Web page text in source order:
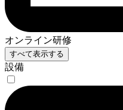
オンライン研修
すべて表示する
設備